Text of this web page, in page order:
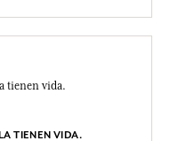
TIENEN VIDA.